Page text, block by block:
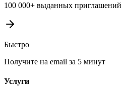
100 000+ выданных приглашений
Быстро
Получите на email за 5 минут
Услуги